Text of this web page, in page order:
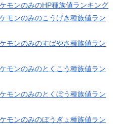
モンのみのHP種族値ランキング
モンのみのこうげき種族値ラン
モンのみのすばやさ種族値ラン
モンのみのとくこう種族値ラン
モンのみのとくぼう種族値ラン
モンのみのぼうぎょ種族値ラン